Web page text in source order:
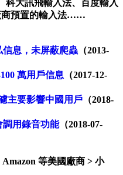
科大訊飛輸入法、百度輸入
商預置的輸入法……
信息，未屏蔽爬蟲 （2013-
萬用戶信息 （2017-12-
主要影響中國用戶 （2018-
調用錄音功能（2018-07-
等美國廠商 > 小